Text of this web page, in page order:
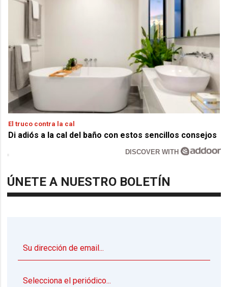
El truco contra la cal
Di adiós a la cal del baño con estos sencillos consejos
DISCOVER WITH
ÚNETE A NUESTRO BOLETÍN